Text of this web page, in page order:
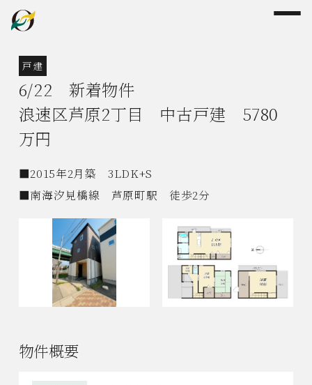
戸建
6/22 新着物件
浪速区芦原2丁目 中古戸建 5780
万円
■2015年2月築 3LDK+S
■南海汐見橋線 芦原町駅 徒歩2分
物件概要